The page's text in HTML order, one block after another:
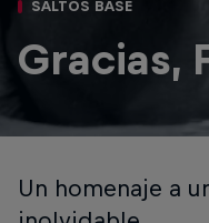
SALTOS BASE
Gracias,
Un homenaje a